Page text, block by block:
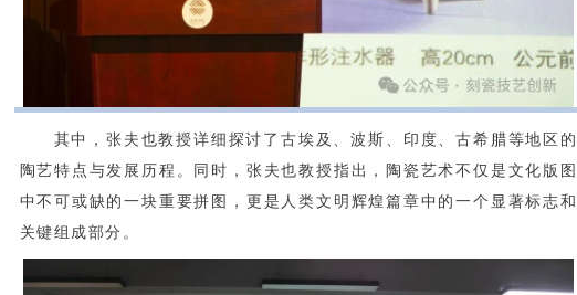
其中，张夫也教授详细探讨了古埃及、波斯、印度、古希腊等地区的
陶艺特点与发展历程。同时，张夫也教授指出，陶瓷艺术不仅是文化版图
中不可或缺的一块重要拼图，更是人类文明辉煌篇章中的一个显著标志和
关键组成部分。